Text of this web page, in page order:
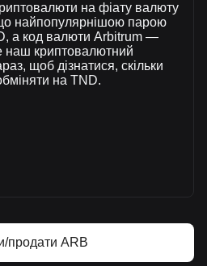
обсяг торгівлі ARB склав د.ت--.
про Arbitrum на Bitget
на фіату валюту
найпопулярнішою парою
а код валюти Arbitrum —
наш криптовалютний
щоб дізнатися, скільки
на TND.
продати ARB